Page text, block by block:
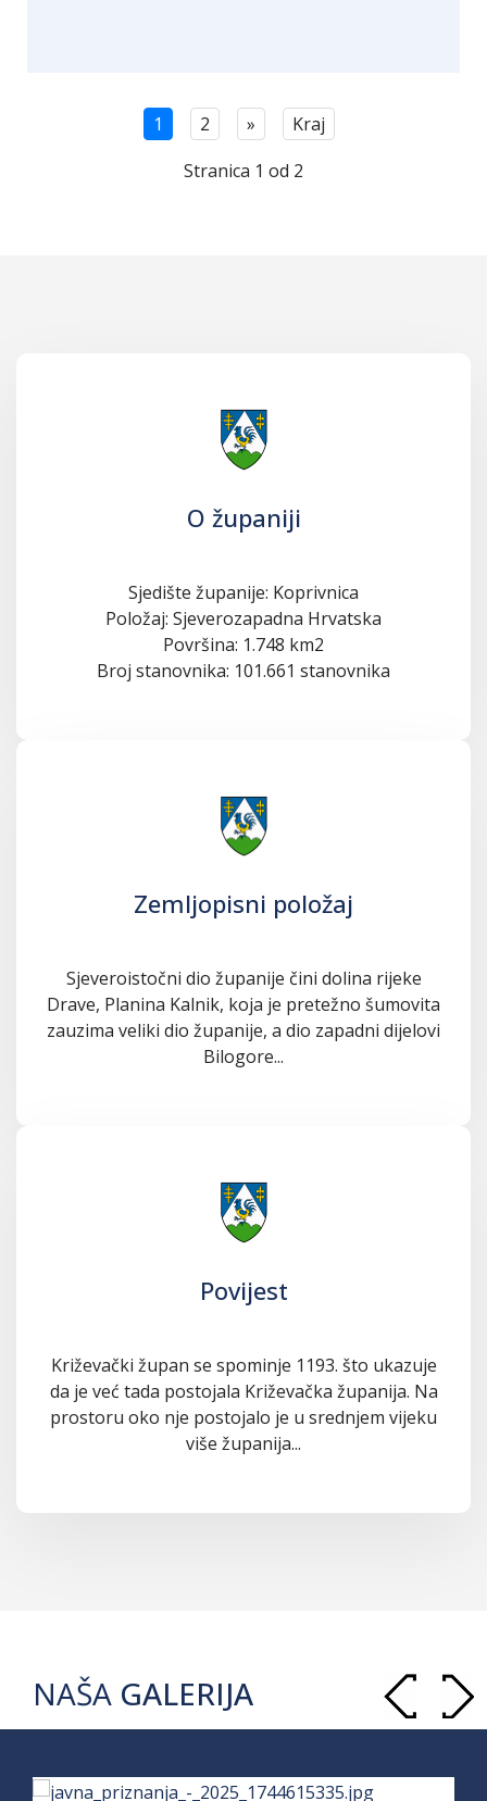
1 2 »
Kraj
Stranica 1 od 2
O županiji
Sjedište županije: Koprivnica
Položaj: Sjeverozapadna Hrvatska
Površina: 1.748 km2
Broj stanovnika: 101.661 stanovnika
Zemljopisni položaj
Sjeveroistočni dio županije čini dolina rijeke
Drave, Planina Kalnik, koja je pretežno šumovita
zauzima veliki dio županije, a dio zapadni dijelovi
Bilogore...
Povijest
Križevački župan se spominje 1193. što ukazuje
da je već tada postojala Križevačka županija. Na
prostoru oko nje postojalo je u srednjem vijeku
više županija...
NAŠA GALERIJA